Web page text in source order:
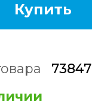
Купить
73847